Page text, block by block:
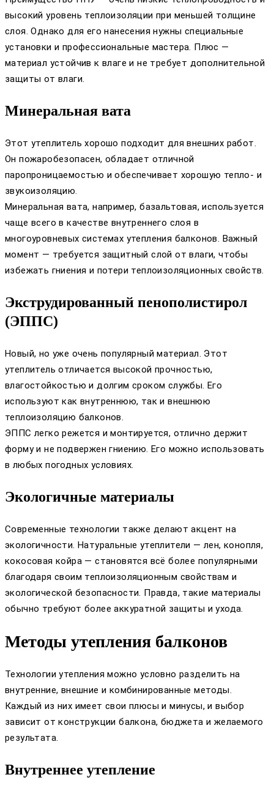
высокий уровень теплоизоляции при меньшей толщине
слоя. Однако для его нанесения нужны специальные
установки и профессиональные мастера. Плюс —
материал устойчив к влаге и не требует дополнительной
защиты от влаги.
Минеральная вата
Этот утеплитель хорошо подходит для внешних работ.
Он пожаробезопасен, обладает отличной
паропроницаемостью и обеспечивает хорошую тепло- и
звукоизоляцию.
Минеральная вата, например, базальтовая, используется
чаще всего в качестве внутреннего слоя в
многоуровневых системах утепления балконов. Важный
момент — требуется защитный слой от влаги, чтобы
избежать гниения и потери теплоизоляционных свойств.
Экструдированный пенополистирол
(ЭППС)
Новый, но уже очень популярный материал. Этот
утеплитель отличается высокой прочностью,
влагостойкостью и долгим сроком службы. Его
используют как внутреннюю, так и внешнюю
теплоизоляцию балконов.
ЭППС легко режется и монтируется, отлично держит
форму и не подвержен гниению. Его можно использовать
в любых погодных условиях.
Экологичные материалы
Современные технологии также делают акцент на
экологичности. Натуральные утеплители — лен, конопля,
кокосовая койра — становятся всё более популярными
благодаря своим теплоизоляционным свойствам и
экологической безопасности. Правда, такие материалы
обычно требуют более аккуратной защиты и ухода.
Методы утепления балконов
Технологии утепления можно условно разделить на
внутренние, внешние и комбинированные методы.
Каждый из них имеет свои плюсы и минусы, и выбор
зависит от конструкции балкона, бюджета и желаемого
результата.
Внутреннее утепление